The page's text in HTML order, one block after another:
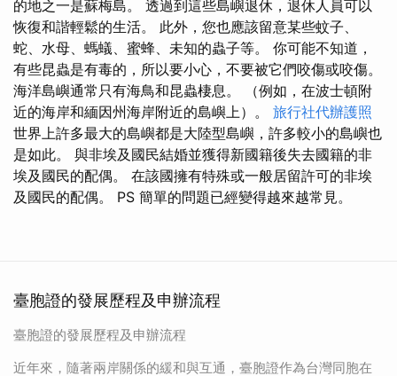
的地之一是蘇梅島。 透過到這些島嶼退休，退休人員可以
恢復和諧輕鬆的生活。 此外，您也應該留意某些蚊子、
蛇、水母、螞蟻、蜜蜂、未知的蟲子等。 你可能不知道，
有些昆蟲是有毒的，所以要小心，不要被它們咬傷或咬傷。
海洋島嶼通常只有海鳥和昆蟲棲息。 （例如，在波士頓附
近的海岸和緬因州海岸附近的島嶼上）。 旅行社代辦護照
世界上許多最大的島嶼都是大陸型島嶼，許多較小的島嶼也
是如此。 與非埃及國民結婚並獲得新國籍後失去國籍的非
埃及國民的配偶。 在該國擁有特殊或一般居留許可的非埃
及國民的配偶。 PS 簡單的問題已經變得越來越常見。
臺胞證的發展歷程及申辦流程
臺胞證的發展歷程及申辦流程
近年來，隨著兩岸關係的緩和與互通，臺胞證作為台灣同胞在